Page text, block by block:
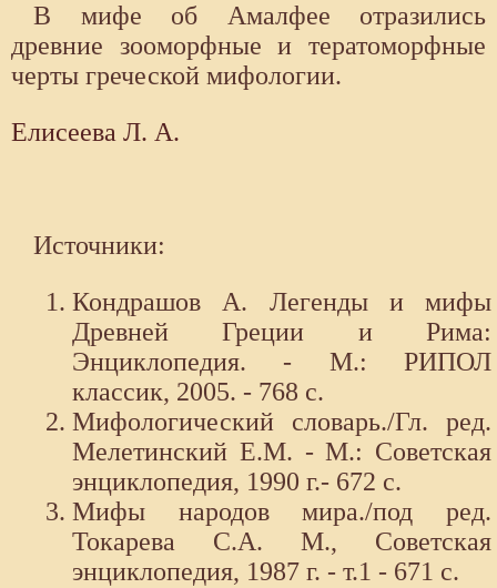
В мифе об Амалфее отразились
древние зооморфные и тератоморфные
черты греческой мифологии.
Елисеева Л. А.
Источники:
Кондрашов А. Легенды и мифы
Древней Греции и Рима:
Энциклопедия. - М.: РИПОЛ
классик, 2005. - 768 с.
Мифологический словарь./Гл. ред.
Мелетинский Е.М. - М.: Советская
энциклопедия, 1990 г.- 672 с.
Мифы народов мира./под ред.
Токарева С.А. М., Советская
энциклопедия, 1987 г. - т.1 - 671 с.